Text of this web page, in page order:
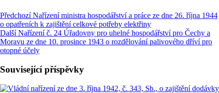
Předchozí Nařízení ministra hospodářství a práce ze dne 26. října 1944
o opatřeních k zajištění celkové potřeby elektřiny
Další Nařízení č. 24 Úřadovny pro uhelné hospodářství pro Čechy a
Moravu ze dne 10. prosince 1943 o rozdělování palivového dříví pro
otopné účely
Související příspěvky